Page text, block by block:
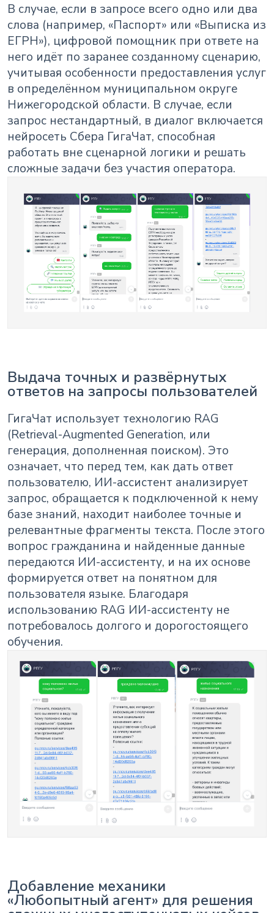
В случае, если в запросе всего одно или два
слова (например, «Паспорт» или «Выписка из
ЕГРН»), цифровой помощник при ответе на
него идёт по заранее созданному сценарию,
учитывая особенности предоставления услуг
в определённом муниципальном округе
Нижегородской области. В случае, если
запрос нестандартный, в диалог включается
нейросеть Сбера ГигаЧат, способная
работать вне сценарной логики и решать
сложные задачи без участия оператора.
Выдача точных и развёрнутых
ответов на запросы пользователей
ГигаЧат использует технологию RAG
(Retrieval-Augmented Generation, или
генерация, дополненная поиском). Это
означает, что перед тем, как дать ответ
пользователю, ИИ-ассистент анализирует
запрос, обращается к подключенной к нему
базе знаний, находит наиболее точные и
релевантные фрагменты текста. После этого
вопрос гражданина и найденные данные
передаются ИИ-ассистенту, и на их основе
формируется ответ на понятном для
пользователя языке. Благодаря
использованию RAG ИИ-ассистенту не
потребовалось долгого и дорогостоящего
обучения.
Добавление механики
«Любопытный агент» для решения